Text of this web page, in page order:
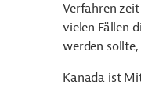
Verfahren
vielen Fällen
werden
Kanada ist